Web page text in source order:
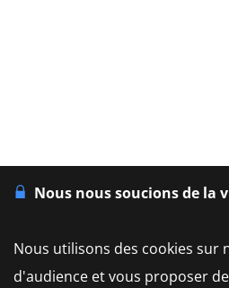
Nous nous soucions de la
Nous utilisons des cookies
d'audience et vous proposer